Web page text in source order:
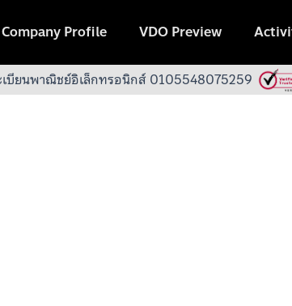
Company Profile VDO Preview
เบียนพาณิชย์อิเล็กทรอนิกส์ 0105548075259